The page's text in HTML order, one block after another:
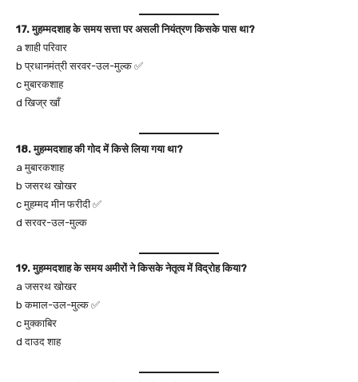
17. मुहम्मदशाह के समय सत्ता पर असली नियंत्रण किसके पास था?
a शाही परिवार
b प्रधानमंत्री सरवर-उल-मुल्क ✅
c मुबारकशाह
d खिज्र खाँ
18. मुहम्मदशाह की गोद में किसे लिया गया था?
a मुबारकशाह
b जसरथ खोखर
c मुहम्मद मीन फरीदी ✅
d सरवर-उल-मुल्क
19. मुहम्मदशाह के समय अमीरों ने किसके नेतृत्व में विद्रोह किया?
a जसरथ खोखर
b कमाल-उल-मुल्क ✅
c मुक्काबिर
d दाउद शाह